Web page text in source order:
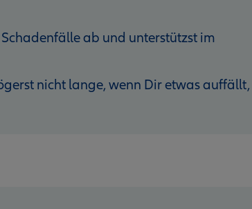
ab und unterstützst im
nicht lange, wenn Dir etwas auffällt,